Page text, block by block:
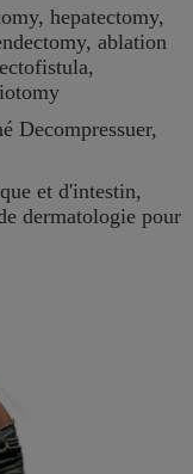
hepatectomy,
ablation
Decompressuer,
et d'intestin,
dermatologie pour